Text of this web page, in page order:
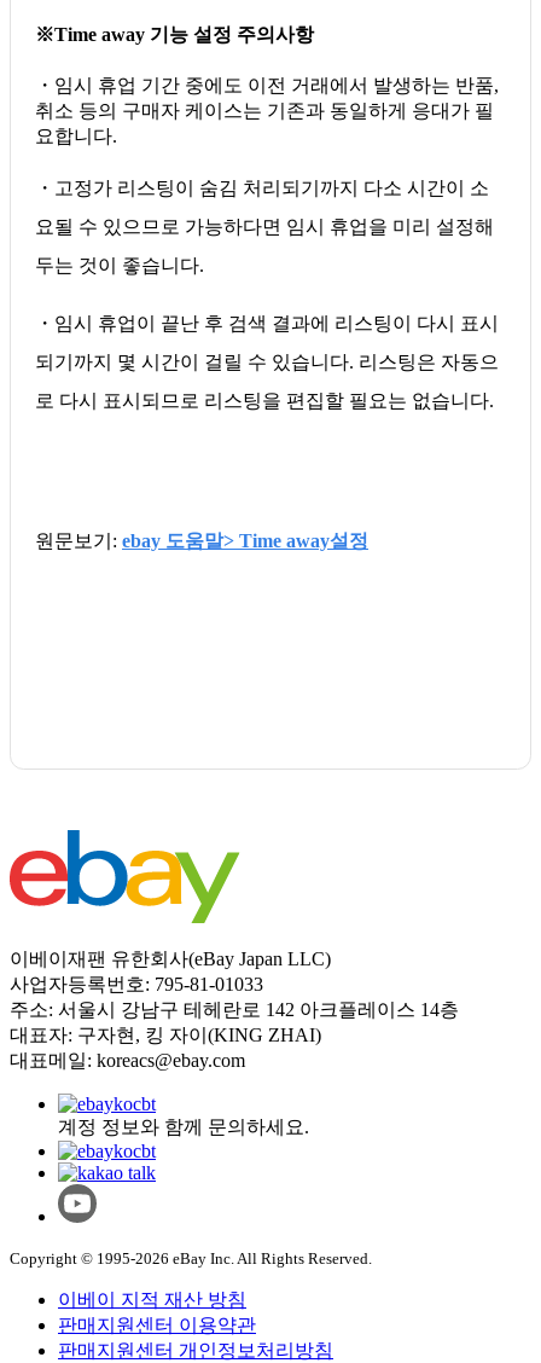
※Time away 기능 설정 주의사항
・임시 휴업 기간 중에도 이전 거래에서 발생하는 반품,
취소 등의 구매자 케이스는 기존과 동일하게 응대가 필
요합니다.
・고정가 리스팅이 숨김 처리되기까지 다소 시간이 소
요될 수 있으므로 가능하다면 임시 휴업을 미리 설정해
두는 것이 좋습니다.
・임시 휴업이 끝난 후 검색 결과에 리스팅이 다시 표시
되기까지 몇 시간이 걸릴 수 있습니다. 리스팅은 자동으
로 다시 표시되므로 리스팅을 편집할 필요는 없습니다.
원문보기: ebay 도움말> Time away설정
이베이재팬 유한회사(eBay Japan LLC)
사업자등록번호: 795-81-01033
주소: 서울시 강남구 테헤란로 142 아크플레이스 14층
대표자: 구자현, 킹 자이(KING ZHAI)
대표메일: koreacs@ebay.com
계정 정보와 함께 문의하세요.
Copyright © 1995-2026 eBay Inc. All Rights Reserved.
이베이 지적 재산 방침
판매지원센터 이용약관
판매지원센터 개인정보처리방침